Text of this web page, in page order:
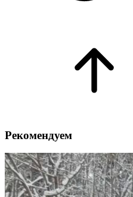
Рекомендуем